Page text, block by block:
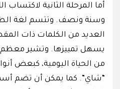
أما المرحلة الثانية لاكتساب
وسنة ونصف. وتتسم لغة
العديد من الكلمات ذات
يسهل تمييزها. وتشير معظم
من الحياة اليومية، كبعض
“شاي”. كما يمكن أن تضم